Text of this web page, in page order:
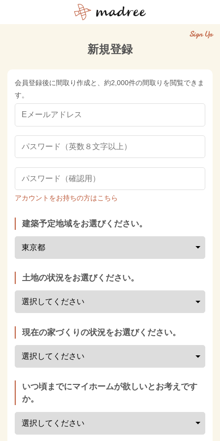
Sign Up
新規登録
会員登録後に間取り作成と、約2,000件の間取りを閲覧できま
す。
アカウントをお持ちの方はこちら
建築予定地域をお選びください。
土地の状況をお選びください。
現在の家づくりの状況をお選びください。
いつ頃までにマイホームが欲しいとお考えです
か。